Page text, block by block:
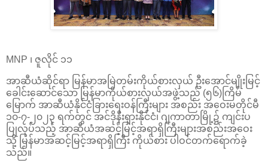
MNP ၊ ဇူလိုင် ၁၁
အာဆီယံဆိုင်ရာ မြန်မာအမြဲတမ်းကိုယ်စားလှယ် ဦးအောင်မျိုးမြင့်
ခေါင်းဆောင်သော မြန်မာကိုယ်စားလှယ်အဖွဲ့သည် (၅၆)ကြိမ်
မြောက် အာဆီယံနိုင်ငံခြားရေးဝန်ကြီးများ အစည်း အဝေးမတိုင်မီ
၁၀-၇-၂၀၂၃ ရက်တွင် အင်ဒိုနီးရှားနိုင်ငံ၊ ဂျကာတာမြို့၌ ကျင်းပ
ပြုလုပ်သည့် အာဆီယံအဆင့်မြင့်အရာရှိကြီးများအစည်းအဝေး
သို့ မြန်မာအဆင့်မြင့်အရာရှိကြီး ကိုယ်စား ပါဝင်တက်ရောက်ခဲ့
သည်။